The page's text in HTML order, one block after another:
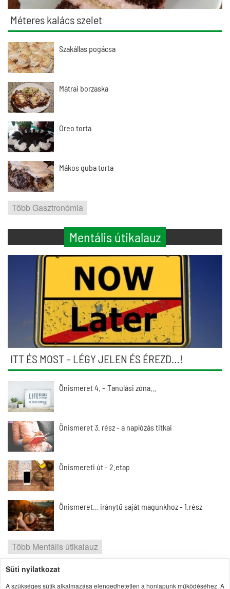
Méteres kalács szelet
Szakállas pogácsa
Mátrai borzaska
Oreo torta
Mákos guba torta
Több Gasztronómia
Mentális útikalauz
ITT ÉS MOST – LÉGY JELEN ÉS ÉREZD…!
Önismeret 4. – Tanulási zóna…
Önismeret 3. rész - a naplózás titkai
Önismereti út - 2.etap
Önismeret… iránytű saját magunkhoz - 1.rész
Több Mentális útikalauz
Süti nyilatkozat
A szükséges sütik alkalmazása elengedhetetlen a honlapunk működéséhez. A